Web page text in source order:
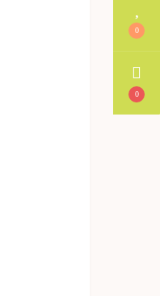
0
0